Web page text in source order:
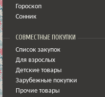
Гороскоп
Сонник
СОВМЕСТНЫЕ ПОКУПКИ
Список закупок
Для взрослых
Детские товары
Зарубежные покупки
Прочие товары